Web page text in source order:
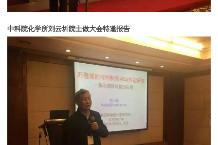
中科院化学所刘云圻院士做大会特邀报告